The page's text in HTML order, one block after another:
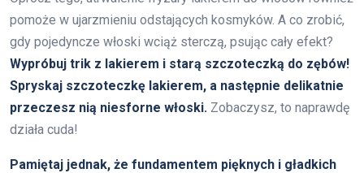
pomoże w ujarzmieniu odstających kosmyków. A co zrobić,
gdy pojedyncze włoski wciąż sterczą, psując cały efekt?
Wypróbuj trik z lakierem i starą szczoteczką do zębów!
Spryskaj szczoteczkę lakierem, a następnie delikatnie
przeczesz nią niesforne włoski. Zobaczysz, to naprawdę
działa cuda!
Pamiętaj jednak, że fundamentem pięknych i gładkich